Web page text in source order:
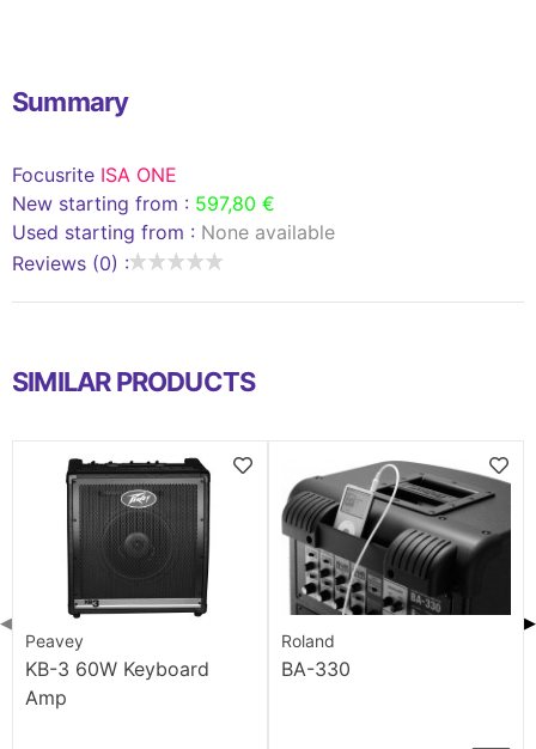
Summary
Focusrite ISA ONE
New starting from : 597,80 €
Used starting from : None available
Reviews (0) :
SIMILAR PRODUCTS
Peavey
KB-3 60W Keyboard
Amp
Roland
BA-330
◀ ▶